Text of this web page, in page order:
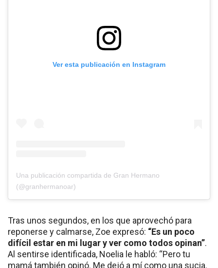
Ver esta publicación en Instagram
Una publicación compartida de Gran Hermano
(@granhermanoar)
Tras unos segundos, en los que aprovechó para
reponerse y calmarse, Zoe expresó: “Es un poco
difícil estar en mi lugar y ver como todos opinan”.
Al sentirse identificada, Noelia le habló: “Pero tu
mamá también opinó. Me dejó a mí como una sucia.